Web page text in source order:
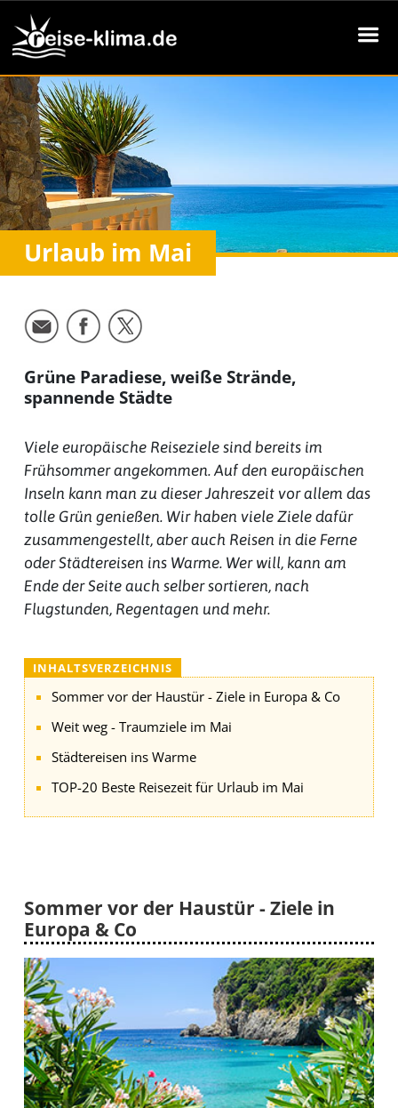
Urlaub im Mai
Grüne Paradiese, weiße Strände,
spannende Städte
Viele europäische Reiseziele sind bereits im
Frühsommer angekommen. Auf den europäischen
Inseln kann man zu dieser Jahreszeit vor allem das
tolle Grün genießen. Wir haben viele Ziele dafür
zusammengestellt, aber auch Reisen in die Ferne
oder Städtereisen ins Warme. Wer will, kann am
Ende der Seite auch selber sortieren, nach
Flugstunden, Regentagen und mehr.
INHALTSVERZEICHNIS
Sommer vor der Haustür - Ziele in Europa & Co
Weit weg - Traumziele im Mai
Städtereisen ins Warme
TOP-20 Beste Reisezeit für Urlaub im Mai
Sommer vor der Haustür - Ziele in
Europa & Co